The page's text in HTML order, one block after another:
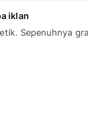
iklan
Sepenuhnya